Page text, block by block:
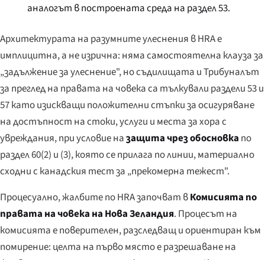
аналогът в построената среда на раздел 53.
Архитектурата на разумните улеснения в HRA е
имплицитна, а не изрична: няма самостоятелна клауза за
„задължение за улеснение", но съдилищата и Трибуналът
за преглед на правата на човека са тълкували раздели 53 и
57 като изискващи положителни стъпки за осигуряване
на достъпност на стоки, услуги и места за хора с
увреждания, при условие назащита чрез обосновка по
раздел 60(2) и (3), която се прилага по линии, материално
сходни с канадския тест за „прекомерна тежест".
Процесуално, жалбите по HRA започват вКомисията по
правата на човека на Нова Зеландия. Процесът на
комисията е поверителен, разследващ и ориентиран към
помирение: целта на първо място е разрешаване на